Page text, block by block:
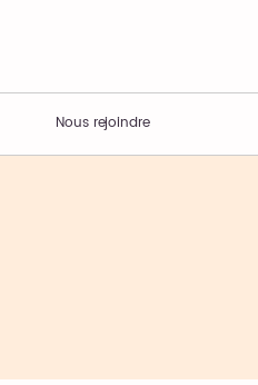
Nous rejoindre